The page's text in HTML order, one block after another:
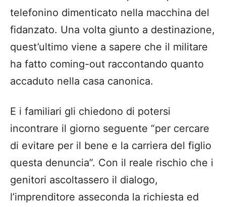
telefonino dimenticato nella macchina del
fidanzato. Una volta giunto a destinazione,
quest’ultimo viene a sapere che il militare
ha fatto coming-out raccontando quanto
accaduto nella casa canonica.
E i familiari gli chiedono di potersi
incontrare il giorno seguente “per cercare
di evitare per il bene e la carriera del figlio
questa denuncia”. Con il reale rischio che i
genitori ascoltassero il dialogo,
l’imprenditore asseconda la richiesta ed